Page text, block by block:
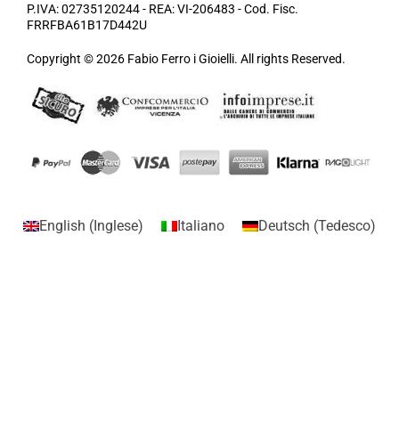
P.IVA: 02735120244 - REA: VI-206483 - Cod. Fisc.
FRRFBA61B17D442U
Copyright © 2026 Fabio Ferro i Gioielli. All rights Reserved.
English (Inglese) Italiano Deutsch (Tedesco)